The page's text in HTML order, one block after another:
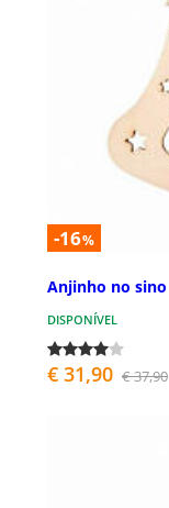
-16%
Anjinho no sino
DISPONÍVEL
€ 31,90 € 37,90